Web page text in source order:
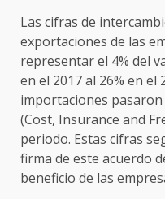
Las cifras de
exportaciones de las
representar el 4% del
en el 2017 al 26% en
importaciones pasaron
(Cost, Insurance and
periodo. Estas cifras
firma de este acuerdo
beneficio de las